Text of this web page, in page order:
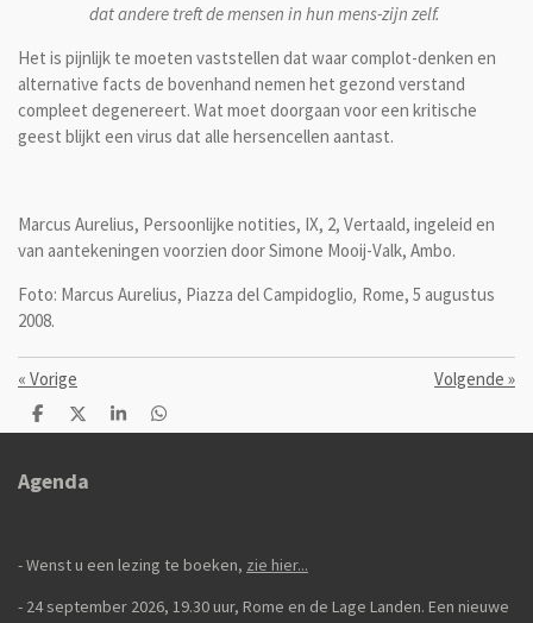
dat andere treft de mensen in hun mens-zijn zelf.
Het is pijnlijk te moeten vaststellen dat waar complot-denken en
alternative facts de bovenhand nemen het gezond verstand
compleet degenereert. Wat moet doorgaan voor een kritische
geest blijkt een virus dat alle hersencellen aantast.
Marcus Aurelius, Persoonlijke notities, IX, 2, Vertaald, ingeleid en
van aantekeningen voorzien door Simone Mooij-Valk, Ambo.
Foto: Marcus Aurelius, Piazza delCampidoglio, Rome, 5 augustus
2008.
« Vorige Volgende »
D
e
e
n
D
e
l
S
h
D
e
Agenda
- Wenst u een lezing te boeken, zie hier...
- 24 september 2026, 19.30 uur, Rome en de Lage Landen. Een nieuwe